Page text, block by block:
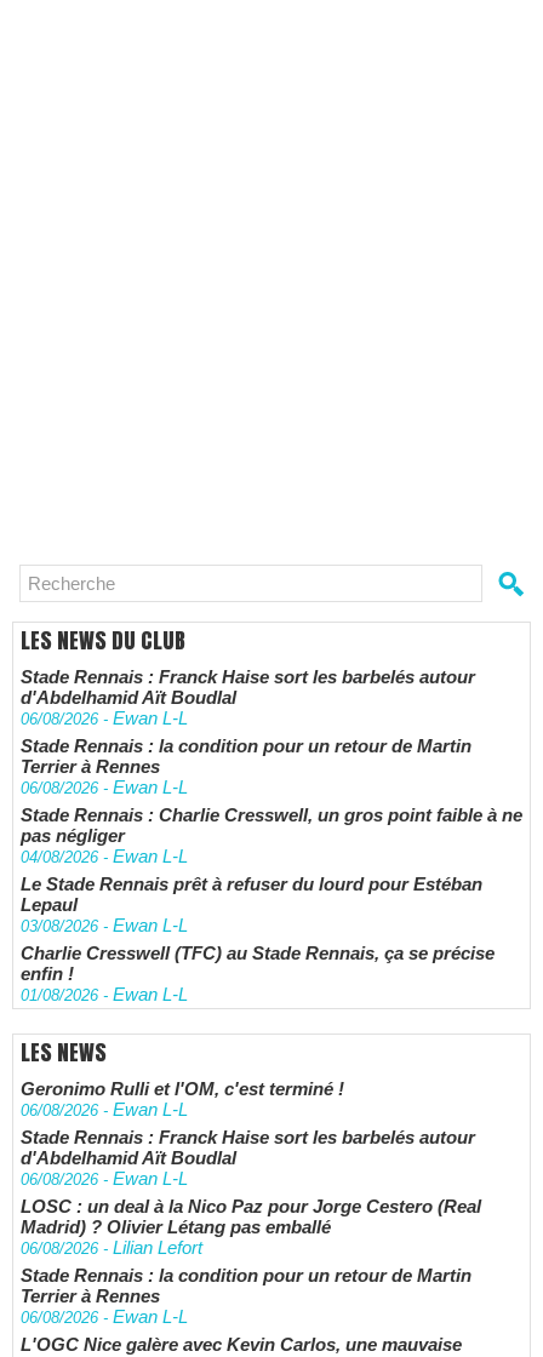
LES NEWS DU CLUB
Stade Rennais : Franck Haise sort les barbelés autour
d'Abdelhamid Aït Boudlal
06/08/2026 - Ewan L-L
Stade Rennais : la condition pour un retour de Martin
Terrier à Rennes
06/08/2026 - Ewan L-L
Stade Rennais : Charlie Cresswell, un gros point faible à ne
pas négliger
04/08/2026 - Ewan L-L
Le Stade Rennais prêt à refuser du lourd pour Estéban
Lepaul
03/08/2026 - Ewan L-L
Charlie Cresswell (TFC) au Stade Rennais, ça se précise
enfin !
01/08/2026 - Ewan L-L
LES NEWS
Geronimo Rulli et l'OM, c'est terminé !
06/08/2026 - Ewan L-L
Stade Rennais : Franck Haise sort les barbelés autour
d'Abdelhamid Aït Boudlal
06/08/2026 - Ewan L-L
LOSC : un deal à la Nico Paz pour Jorge Cestero (Real
Madrid) ? Olivier Létang pas emballé
06/08/2026 - Lilian Lefort
Stade Rennais : la condition pour un retour de Martin
Terrier à Rennes
06/08/2026 - Ewan L-L
L'OGC Nice galère avec Kevin Carlos, une mauvaise